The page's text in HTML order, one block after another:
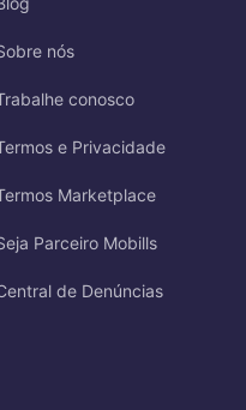
nós
conosco
e Privacidade
Marketplace
Parceiro Mobills
de Denúncias